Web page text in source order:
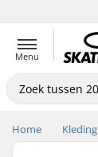
Menu
Home Kleding